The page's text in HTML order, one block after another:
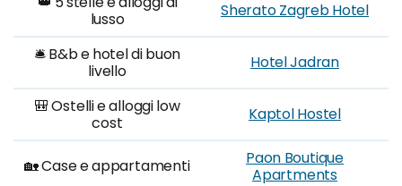
lusso
Sherato Zagreb Hotel
🛎️ B&b e hotel di buon
livello
Hotel Jadran
🎒 Ostelli e alloggi low
cost
Kaptol Hostel
🏡 Case e appartamenti
Paon Boutique
Apartments